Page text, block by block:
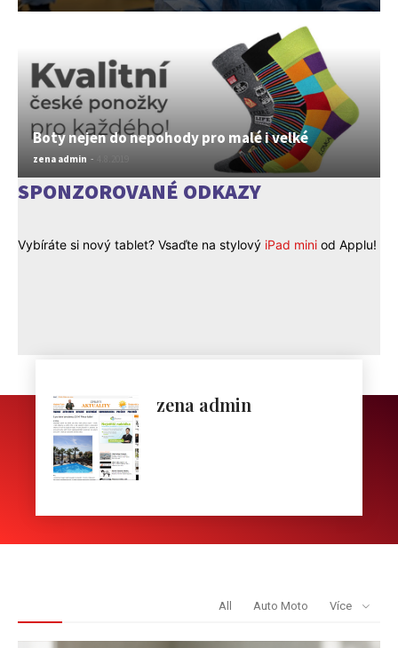
Boty nejen do nepohody pro malé i velké
zena admin -
SPONZOROVANÉ ODKAZY
Vybíráte si nový tablet? Vsaďte na stylový iPad mini od Applu!
zena admin
All Auto Moto Více